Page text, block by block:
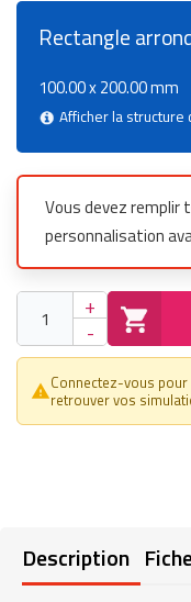
Rectangle
100.00 x 200.00 mm
Afficher la structure
Vous devez remplir
personnalisation
+
-
warning_amber
Connectez-vous
retrouver vos
Description